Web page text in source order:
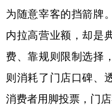
山东 河南
陕西 甘肃
为随意宰客的挡箭牌
内拉高营业额，却是
费、靠规则限制选择
则消耗了门店口碑、
消费者用脚投票，门